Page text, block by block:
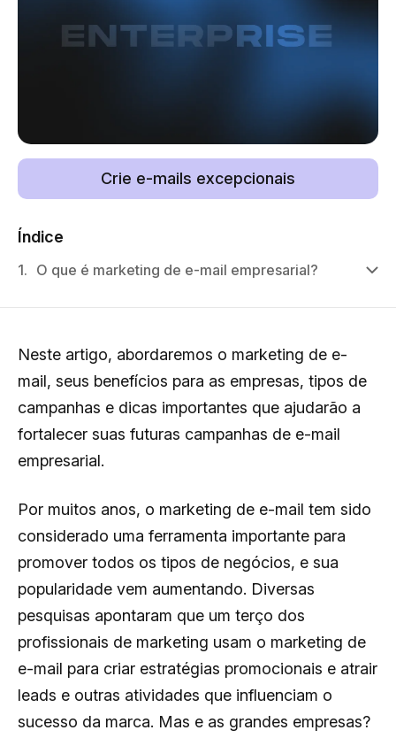
Crie e-mails excepcionais
Índice
1. O que é marketing de e-mail empresarial?
Neste artigo, abordaremos o marketing de e-
mail, seus benefícios para as empresas, tipos de
campanhas e dicas importantes que ajudarão a
fortalecer suas futuras campanhas de e-mail
empresarial.
Por muitos anos, o marketing de e-mail tem sido
considerado uma ferramenta importante para
promover todos os tipos de negócios, e sua
popularidade vem aumentando. Diversas
pesquisas apontaram que um terço dos
profissionais de marketing usam o marketing de
e-mail para criar estratégias promocionais e atrair
leads e outras atividades que influenciam o
sucesso da marca. Mas e as grandes empresas?